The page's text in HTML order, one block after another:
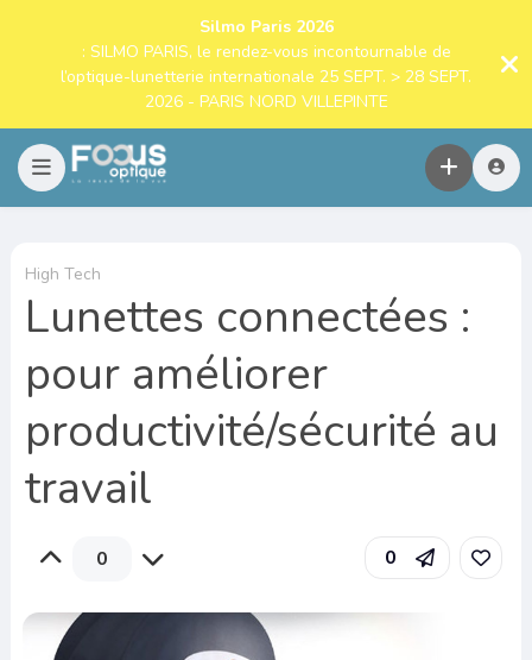
Silmo Paris 2026
: SILMO PARIS, le rendez-vous incontournable de
l’optique-lunetterie internationale 25 SEPT. > 28 SEPT.
2026 - PARIS NORD VILLEPINTE
High Tech
Lunettes connectées :
pour améliorer
productivité/sécurité au
travail
0 0